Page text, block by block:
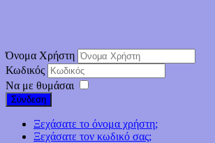
Όνομα Χρήστη
Κωδικός
Να με θυμάσαι
Σύνδεση
Ξεχάσατε το όνομα χρήστη;
Ξεχάσατε τον κωδικό σας;